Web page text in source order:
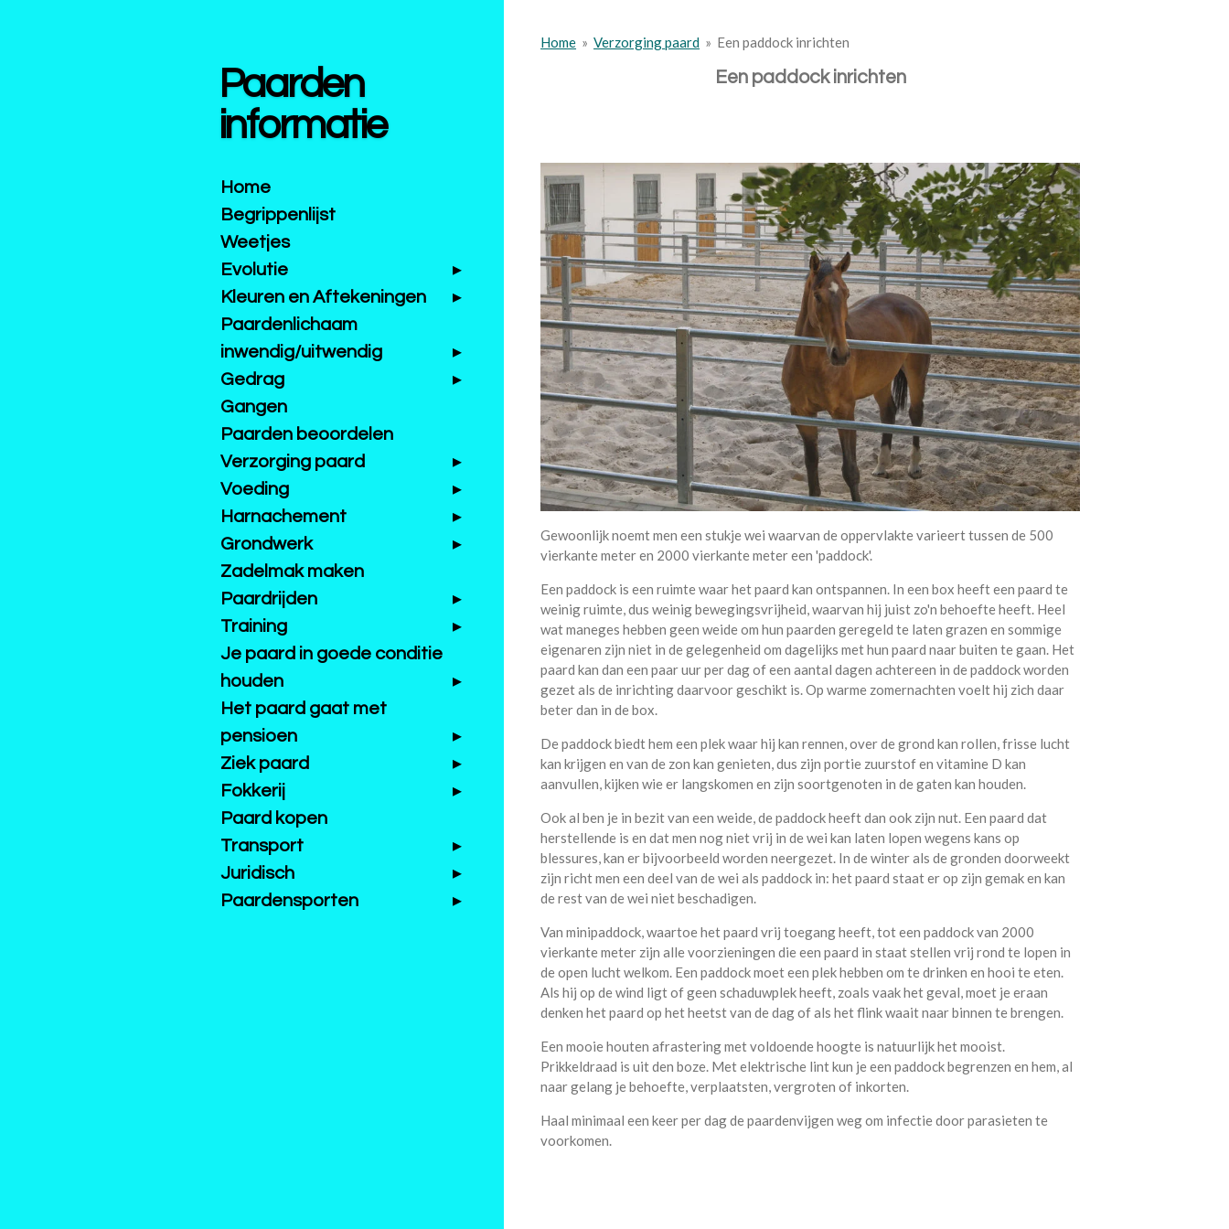
Home » Verzorging paard » Een paddock inrichten
Een paddock inrichten
Gewoonlijk noemt men een stukje wei waarvan de oppervlakte varieert tussen de 500
vierkante meter en 2000 vierkante meter een 'paddock'.
Een paddock is een ruimte waar het paard kan ontspannen. In een box heeft een paard te
weinig ruimte, dus weinig bewegingsvrijheid, waarvan hij juist zo'n behoefte heeft. Heel
wat maneges hebben geen weide om hun paarden geregeld te laten grazen en sommige
eigenaren zijn niet in de gelegenheid om dagelijks met hun paard naar buiten te gaan. Het
paard kan dan een paar uur per dag of een aantal dagen achtereen in de paddock worden
gezet als de inrichting daarvoor geschikt is. Op warme zomernachten voelt hij zich daar
beter dan in de box.
De paddock biedt hem een plek waar hij kan rennen, over de grond kan rollen, frisse lucht
kan krijgen en van de zon kan genieten, dus zijn portie zuurstof en vitamine D kan
aanvullen, kijken wie er langskomen en zijn soortgenoten in de gaten kan houden.
Ook al ben je in bezit van een weide, de paddock heeft dan ook zijn nut. Een paard dat
herstellende is en dat men nog niet vrij in de wei kan laten lopen wegens kans op
blessures, kan er bijvoorbeeld worden neergezet. In de winter als de gronden doorweekt
zijn richt men een deel van de wei als paddock in: het paard staat er op zijn gemak en kan
de rest van de wei niet beschadigen.
Van minipaddock, waartoe het paard vrij toegang heeft, tot een paddock van 2000
vierkante meter zijn alle voorzieningen die een paard in staat stellen vrij rond te lopen in
de open lucht welkom. Een paddock moet een plek hebben om te drinken en hooi te eten.
Als hij op de wind ligt of geen schaduwplek heeft, zoals vaak het geval, moet je eraan
denken het paard op het heetst van de dag of als het flink waait naar binnen te brengen.
Een mooie houten afrastering met voldoende hoogte is natuurlijk het mooist.
Prikkeldraad is uit den boze. Met elektrische lint kun je een paddock begrenzen en hem, al
naar gelang je behoefte, verplaatsten, vergroten of inkorten.
Haal minimaal een keer per dag de paardenvijgen weg om infectie door parasieten te
voorkomen.
Paarden
informatie
Home
Begrippenlijst
Weetjes
Evolutie
Kleuren en Aftekeningen
Paardenlichaam
inwendig/uitwendig
Gedrag
Gangen
Paarden beoordelen
Verzorging paard
Voeding
Harnachement
Grondwerk
Zadelmak maken
Paardrijden
Training
Je paard in goede conditie
houden
Het paard gaat met
pensioen
Ziek paard
Fokkerij
Paard kopen
Transport
Juridisch
Paardensporten